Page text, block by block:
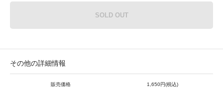
SOLD OUT
その他の詳細情報
販売価格 1,650円(税込)